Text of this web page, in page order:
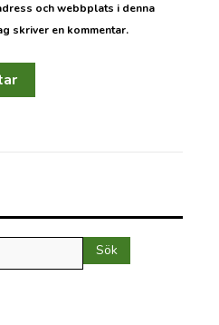
och webbplats i denna
skriver en kommentar.
Sök
efter:
Sök